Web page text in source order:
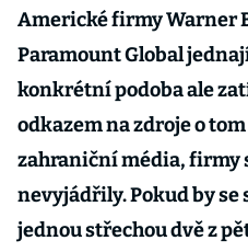
Americké firmy Warner
Paramount Global
konkrétní podoba ale
odkazem na zdroje o
zahraniční média, firmy
nevyjádřily. Pokud by se
jednou střechou dvě z